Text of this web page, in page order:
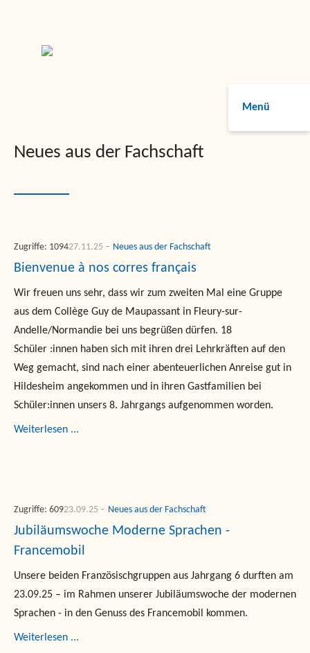
Menü
Neues aus der Fachschaft
Bienvenue à nos corres français
Wir freuen uns sehr, dass wir zum zweiten Mal eine Gruppe
aus dem Collège Guy de Maupassant in Fleury-sur-
Andelle/Normandie bei uns begrüßen dürfen. 18
Schüler :innen haben sich mit ihren drei Lehrkräften auf den
Weg gemacht, sind nach einer abenteuerlichen Anreise gut in
Hildesheim angekommen und in ihren Gastfamilien bei
Schüler:innen unsers 8. Jahrgangs aufgenommen worden.
Neues aus der Fachschaft
27.11.25
Zugriffe: 1094
Weiterlesen ...
Jubiläumswoche Moderne Sprachen -
Francemobil
Unsere beiden Französischgruppen aus Jahrgang 6 durften am
23.09.25 – im Rahmen unserer Jubiläumswoche der modernen
Sprachen - in den Genuss des Francemobil kommen.
Neues aus der Fachschaft
23.09.25
Zugriffe: 609
Weiterlesen ...